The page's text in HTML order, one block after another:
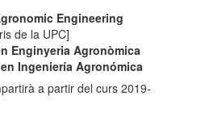
Engineering
de la UPC]
Enginyeria Agronòmica
Ingeniería Agronómica
a partir del curs 2019-